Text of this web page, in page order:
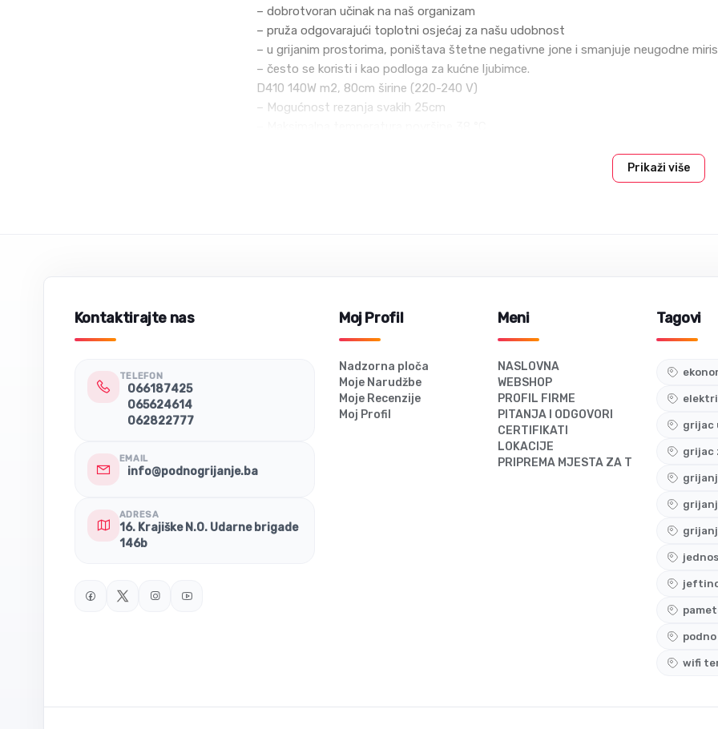
– dobrotvoran učinak na naš organizam
– pruža odgovarajući toplotni osjećaj za našu udobnost
– u grijanim prostorima, poništava štetne negativne jone i smanjuje neugodne
– često se koristi i kao podloga za kućne ljubimce.
D410 140W m2, 80cm širine (220-240 V)
– Mogućnost rezanja svakih 25cm
Prikaži više
Kontaktirajte nas
TELEFON
066187425
065624614
062822777
EMAIL
info@podnogrijanje.ba
ADRESA
16. Krajiške N.O. Udarne brigade
146b
Moj Profil
Nadzorna ploča
Moje Narudžbe
Moje Recenzije
Moj Profil
Meni
NASLOVNA
WEBSHOP
PROFIL FIRME
PITANJA I ODGOVORI
CERTIFIKATI
LOKACIJE
PRIPREMA MJESTA ZA TERMOSTAT
Tagovi
grijac
grijac
wifi